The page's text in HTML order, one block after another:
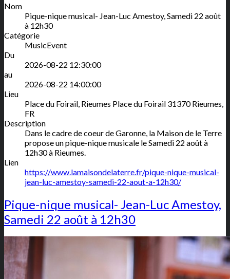
Nom
Pique-nique musical- Jean-Luc Amestoy, Samedi 22 août
à 12h30
Catégorie
MusicEvent
Du
2026-08-22 12:30:00
au
2026-08-22 14:00:00
Lieu
Place du Foirail, Rieumes Place du Foirail 31370 Rieumes
FR
Description
Dans le cadre de coeur de Garonne, la Maison de le Terre
propose un pique-nique musicale le Samedi 22 août à
12h30 à Rieumes.
Lien
https://www.lamaisondelaterre.fr/pique-nique-musical-
jean-luc-amestoy-samedi-22-aout-a-12h30/
Pique-nique musical- Jean-Luc Amestoy,
Samedi 22 août à 12h30